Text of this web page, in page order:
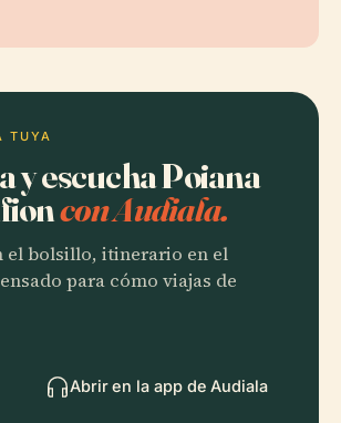
TUYA
y escucha Poiana
con Audiala.
el bolsillo, itinerario en el
para cómo viajas de
Abrir en la app de Audiala